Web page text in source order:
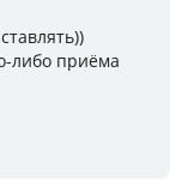
либо приёма